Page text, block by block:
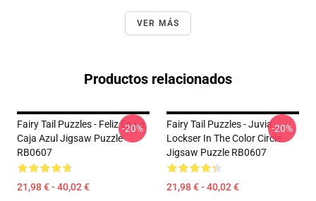
VER MÁS
Productos relacionados
Fairy Tail Puzzles - Feliz En La
Caja Azul Jigsaw Puzzle
RB0607
21,98 € - 40,02 €
-20%
Fairy Tail Puzzles - Juvia
Lockser In The Color Circle
Jigsaw Puzzle RB0607
21,98 € - 40,02 €
-20%